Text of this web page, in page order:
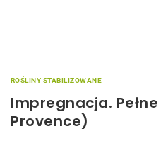
ROŚLINY STABILIZOWANE
Impregnacja.
Provence)